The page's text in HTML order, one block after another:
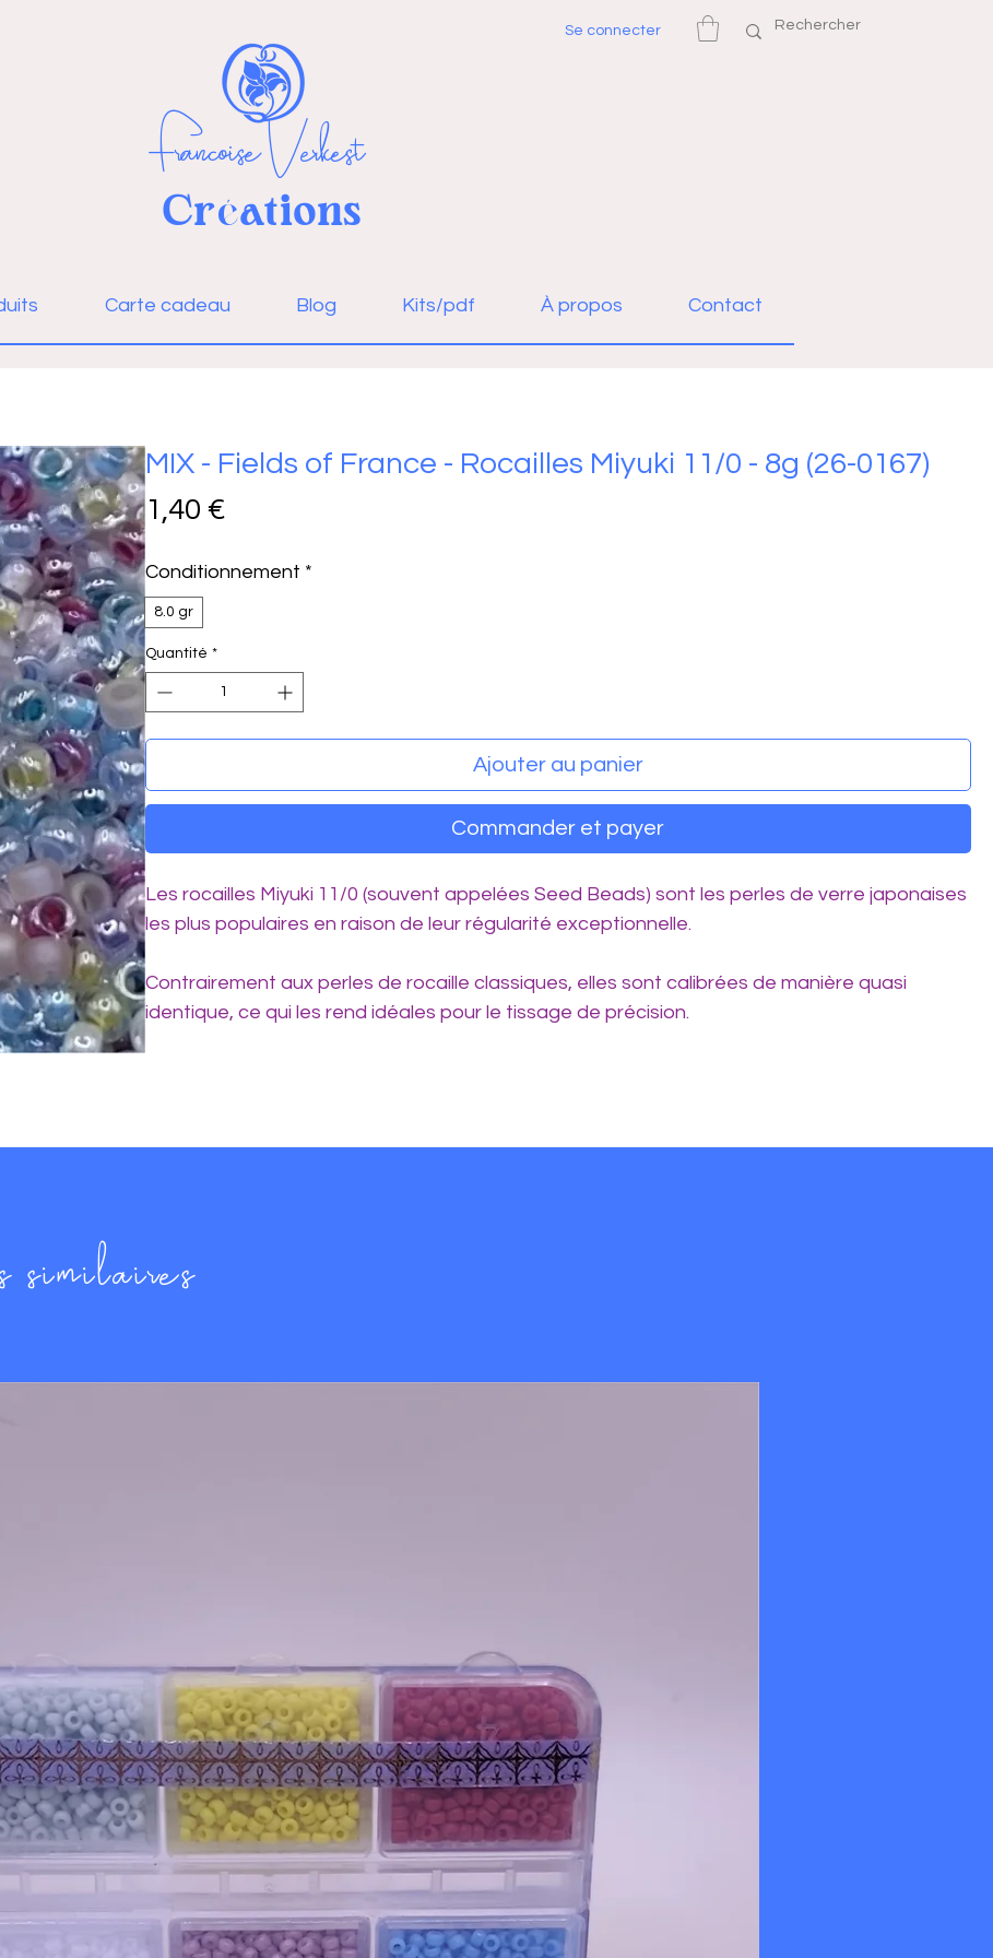
Se connecter
Françoise Verkest
Créations
Carte cadeau Blog Kits/pdf À propos Contact
MIX - Fields of France - Rocailles Miyuki 11/0 - 8g (26-0167)
1,40 €Prix
Conditionnement *
8.0 gr
Quantité *
Ajouter au panier
Commander et payer
Les rocailles Miyuki 11/0 (souvent appelées Seed Beads) sont les perles de verre japonaises
les plus populaires en raison de leur régularité exceptionnelle.
Contrairement aux perles de rocaille classiques, elles sont calibrées de manière quasi
identique, ce qui les rend idéales pour le tissage de précision.
2. Poids et Quantité (Approximations) :
Fils recommandés : Fils de nylon ou de polyester type Miyuki.
AVERTISSEMENT: Ces perles et fournitures de bijoux sont destinées uniquement à un
usage par des adultes pour la création de bijoux. Elles ne conviennent pas aux enfants de
moins de 14 ans en raison des risques d'étouffement et d'ingestion. Tenir hors de portée
des jeunes enfants. Le vendeur décline toute responsabilité en cas d'utilisation inappropriée
ou d'accident.